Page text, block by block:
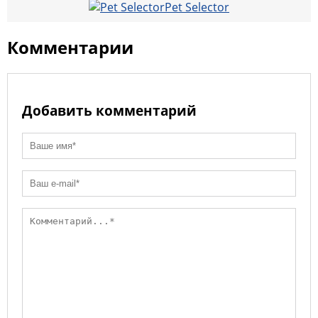
ss
ni
ki
o
Pet Selector
Комментарии
Добавить комментарий